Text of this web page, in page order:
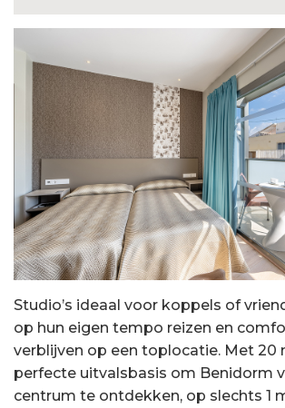
Studio’s ideaal voor koppels of
op hun eigen tempo reizen en
verblijven op een toplocatie. Met 20
perfecte uitvalsbasis om Benidorm
centrum te ontdekken, op slechts 1